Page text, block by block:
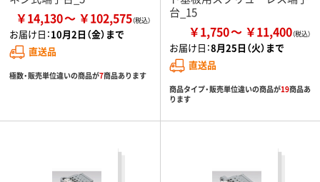
￥14,130 ￥102,575
お届け日：10月2日（金）まで
直送品
極数・販売単位違いの商品が7商品あります
台_15
￥1,750 ￥11,400
お届け日：8月25日（火）まで
直送品
商品タイプ・販売単位違いの商品が19商品あ
ります